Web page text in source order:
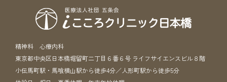
精神科 心療内科
東京都中央区日本橋堀留町二丁目６番６号 ライフサイエンスビル８階
小伝馬町駅・馬喰横山駅から徒歩4分／人形町駅から徒歩5分